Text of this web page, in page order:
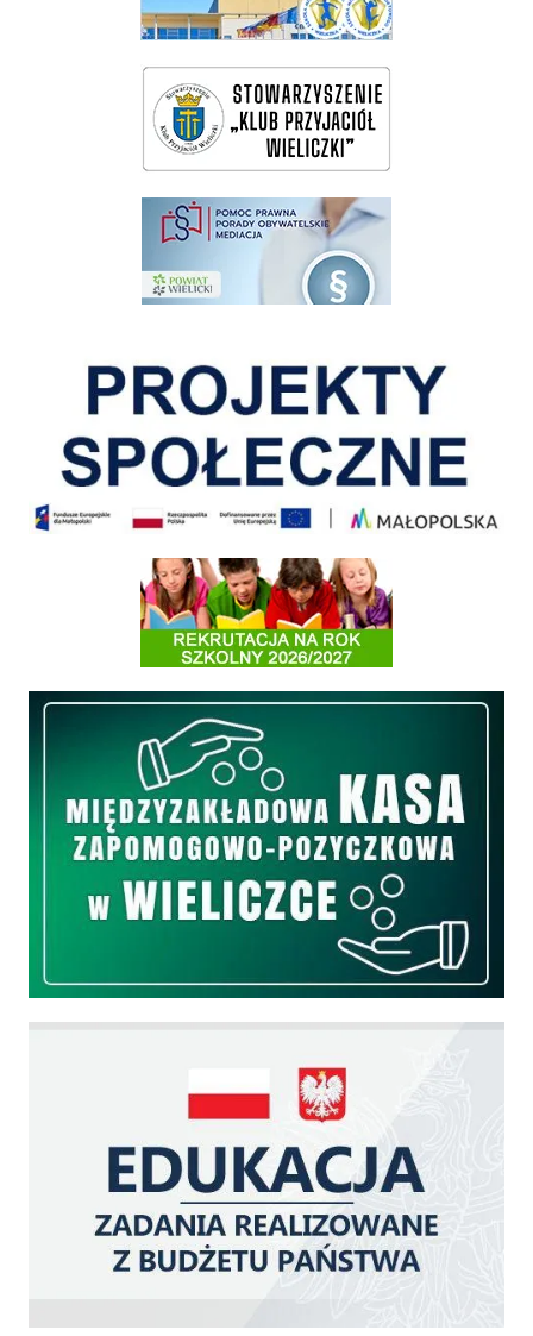
wieliczka-wieliczanie na bis
pomoc prawna wieliczka
Informacja o terminach rekrutacji na rok szkolny 2026/2027
Międzyzakładowa Kasa Zapomogowo - Pożyczkowa